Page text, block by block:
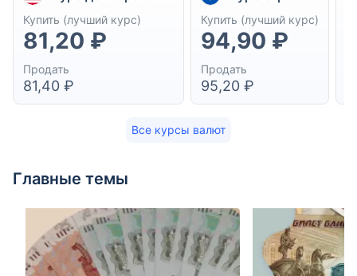
Все курсы валют
Купить (лучший курс)
81,20 ₽
Продать
81,40 ₽
Купить (лучший курс)
94,90 ₽
Продать
95,20 ₽
Главные темы